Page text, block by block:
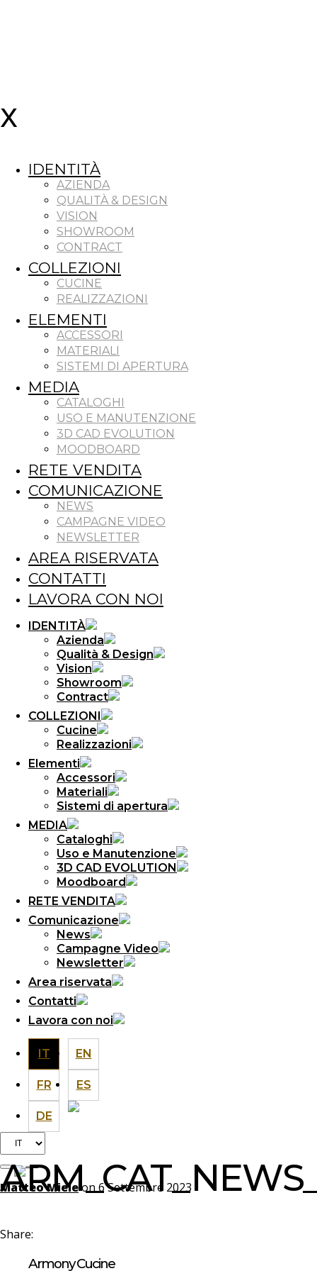
IDENTITÀ
AZIENDA
QUALITÀ & DESIGN
VISION
SHOWROOM
CONTRACT
COLLEZIONI
CUCINE
REALIZZAZIONI
ELEMENTI
ACCESSORI
MATERIALI
SISTEMI DI APERTURA
MEDIA
CATALOGHI
USO E MANUTENZIONE
3D CAD EVOLUTION
MOODBOARD
RETE VENDITA
COMUNICAZIONE
NEWS
CAMPAGNE VIDEO
NEWSLETTER
AREA RISERVATA
CONTATTI
LAVORA CON NOI
IDENTITÀ
Azienda
Qualità & Design
Vision
Showroom
Contract
COLLEZIONI
Cucine
Realizzazioni
Elementi
Accessori
Materiali
Sistemi di apertura
MEDIA
Cataloghi
Uso e Manutenzione
3D CAD EVOLUTION
Moodboard
RETE VENDITA
Comunicazione
News
Campagne Video
Newsletter
Area riservata
Contatti
Lavora con noi
IT EN
FR ES
DE
Scegli
una
lingua
Matteo Mieleon 6 Settembre 2023
Share:
Armony Cucine